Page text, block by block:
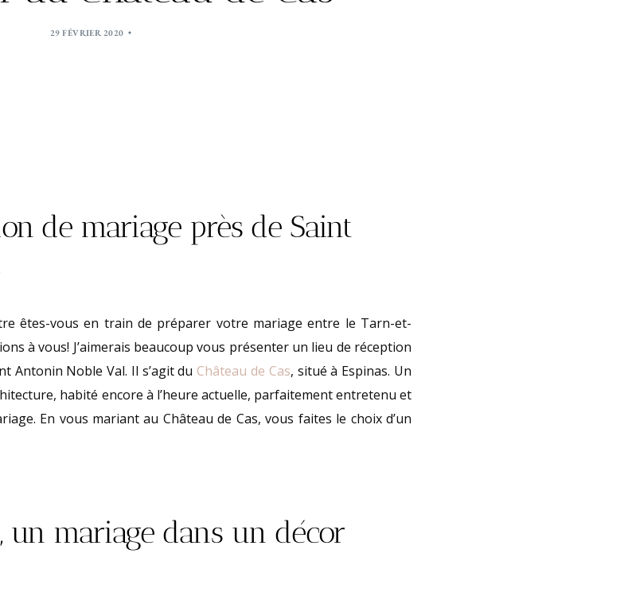
29 FÉVRIER 2020
de mariage près de Saint
êtes-vous en train de préparer votre mariage entre le Tarn-et-
à vous! J’aimerais beaucoup vous présenter un lieu de réception
Antonin Noble Val. Il s’agit du Château de Cas, situé à Espinas. Un
habité encore à l’heure actuelle, parfaitement entretenu et
En vous mariant au Château de Cas, vous faites le choix d’un
un mariage dans un décor